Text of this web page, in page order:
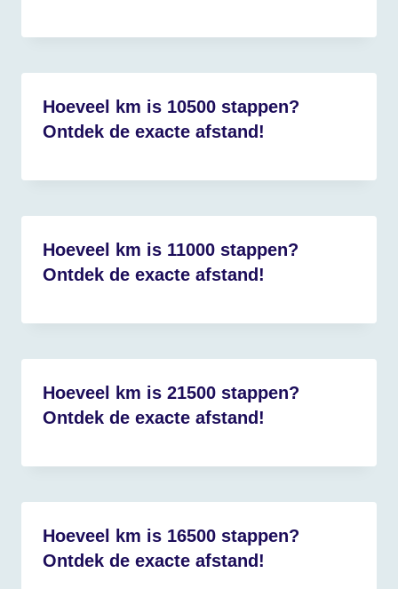
Hoeveel km is 10500 stappen?
Ontdek de exacte afstand!
Hoeveel km is 11000 stappen?
Ontdek de exacte afstand!
Hoeveel km is 21500 stappen?
Ontdek de exacte afstand!
Hoeveel km is 16500 stappen?
Ontdek de exacte afstand!